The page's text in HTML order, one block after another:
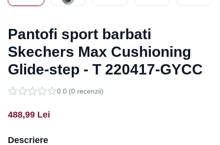
Pantofi sport barbati
Skechers Max Cushioning
Glide-step - T 220417-GYCC
0.0 (0 recenzii)
488,99 Lei
Descriere